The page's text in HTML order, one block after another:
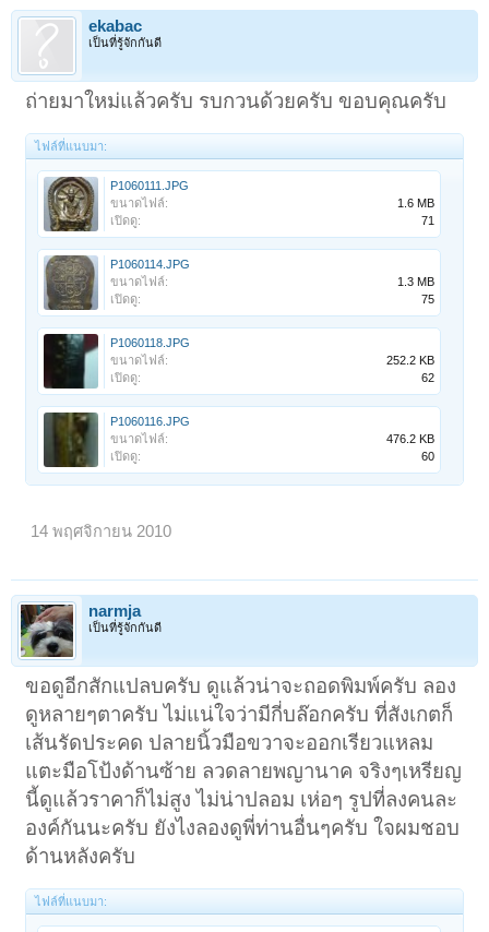
ekabac
เป็นที่รู้จักกันดี
ถ่ายมาใหม่แล้วครับ รบกวนด้วยครับ ขอบคุณครับ
ไฟล์ที่แนบมา:
P1060111.JPG
ขนาดไฟล์:
1.6 MB
เปิดดู:
71
P1060114.JPG
ขนาดไฟล์:
1.3 MB
เปิดดู:
75
P1060118.JPG
ขนาดไฟล์:
252.2 KB
เปิดดู:
62
P1060116.JPG
ขนาดไฟล์:
476.2 KB
เปิดดู:
60
14 พฤศจิกายน 2010
narmja
เป็นที่รู้จักกันดี
ขอดูอีกสักแปลบครับ ดูแล้วน่าจะถอดพิมพ์ครับ ลอง
ดูหลายๆตาครับ ไม่แน่ใจว่ามีกี่บล๊อกครับ ที่สังเกตก็
เส้นรัดประคด ปลายนิ้วมือขวาจะออกเรียวแหลม
แตะมือโป้งด้านซ้าย ลวดลายพญานาค จริงๆเหรียญ
นี้ดูแล้วราคาก็ไม่สูง ไม่น่าปลอม เห่อๆ รูปที่ลงคนละ
องค์กันนะครับ ยังไงลองดูพี่ท่านอื่นๆครับ ใจผมชอบ
ด้านหลังครับ
ไฟล์ที่แนบมา: